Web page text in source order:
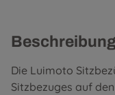
Die Luimoto
Sitzbezuges auf